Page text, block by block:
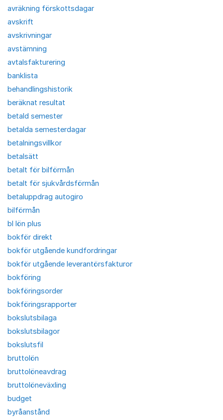
avräkning förskottsdagar
avskrift
avskrivningar
avstämning
avtalsfakturering
banklista
behandlingshistorik
beräknat resultat
betald semester
betalda semesterdagar
betalningsvillkor
betalsätt
betalt för bilförmån
betalt för sjukvårdsförmån
betaluppdrag autogiro
bilförmån
bl lön plus
bokför direkt
bokför utgående kundfordringar
bokför utgående leverantörsfakturor
bokföring
bokföringsorder
bokföringsrapporter
bokslutsbilaga
bokslutsbilagor
bokslutsfil
bruttolön
bruttolöneavdrag
bruttolöneväxling
budget
byråanstånd